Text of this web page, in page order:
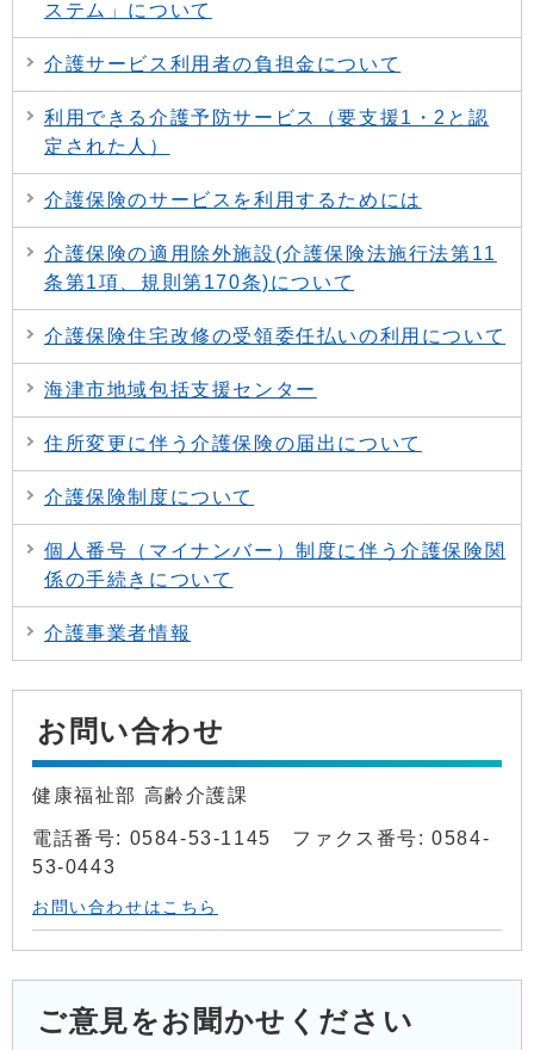
ステム」について
介護サービス利用者の負担金について
利用できる介護予防サービス（要支援1・2と認
定された人）
介護保険のサービスを利用するためには
介護保険の適用除外施設(介護保険法施行法第11
条第1項、規則第170条)について
介護保険住宅改修の受領委任払いの利用について
海津市地域包括支援センター
住所変更に伴う介護保険の届出について
介護保険制度について
個人番号（マイナンバー）制度に伴う介護保険関
係の手続きについて
介護事業者情報
お問い合わせ
健康福祉部 高齢介護課
電話番号: 0584-53-1145 ファクス番号: 0584-
53-0443
お問い合わせはこちら
ご意見をお聞かせください